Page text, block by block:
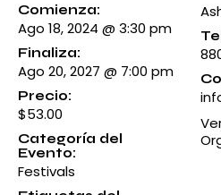
Comienza:
Ago 18, 2024 @ 3:30 pm
Finaliza:
Ago 20, 2027 @ 7:00 pm
Precio:
$53.00
Categoría del
Evento:
Festivals